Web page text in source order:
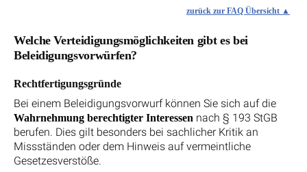
zurück zur FAQ Übersicht
Welche Verteidigungsmöglichkeiten gibt es bei
Beleidigungsvorwürfen?
Rechtfertigungsgründe
Bei einem Beleidigungsvorwurf können Sie sich auf die
Wahrnehmung berechtigter Interessen nach § 193 StGB
berufen. Dies gilt besonders bei sachlicher Kritik an
Missständen oder dem Hinweis auf vermeintliche
Gesetzesverstöße.